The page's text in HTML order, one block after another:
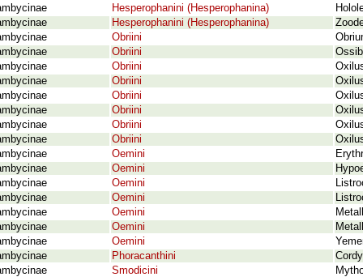
Hesperophanini (Hesperophanina)
Hesperophanini (Hesperophanina)
Obriini
Obriini
Obriini
Obriini
Obriini
Obriini
Obriini
Obriini
Oemini
Oemini
Oemini
Oemini
Oemini
Oemini
Oemini
Phoracanthini
Smodicini